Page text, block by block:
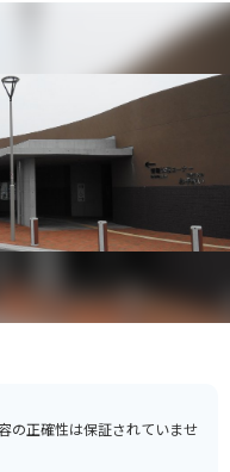
正確性は保証されていませ